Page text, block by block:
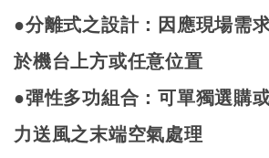
●分離式之設計：因應現場需
於機台上方或任意位置
●彈性多功組合：可單獨選購
力送風之末端空氣處理